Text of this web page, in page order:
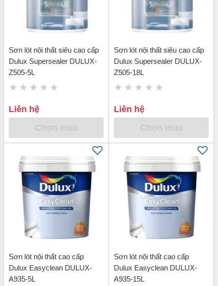
Sơn lót nội thất siêu cao cấp
Dulux Supersealer DULUX-
Z505-5L
Liên hệ
Sơn lót nội thất siêu cao cấp
Dulux Supersealer DULUX-
Z505-18L
Liên hệ
Sơn lót nội thất cao cấp
Dulux Easyclean DULUX-
A935-5L
Sơn lót nội thất cao cấp
Dulux Easyclean DULUX-
A935-15L